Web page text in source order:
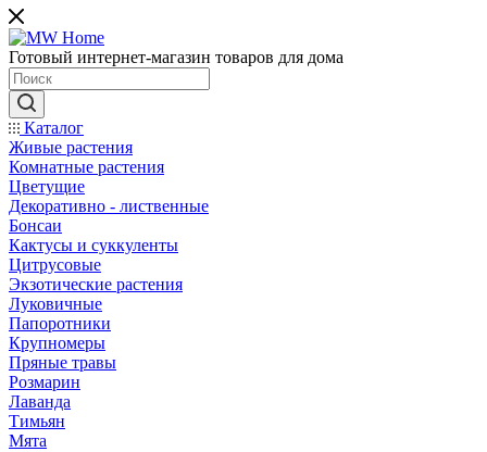
Готовый интернет-магазин товаров для дома
Каталог
Живые растения
Комнатные растения
Цветущие
Декоративно - лиственные
Бонсаи
Кактусы и суккуленты
Цитрусовые
Экзотические растения
Луковичные
Папоротники
Крупномеры
Пряные травы
Розмарин
Лаванда
Тимьян
Мята